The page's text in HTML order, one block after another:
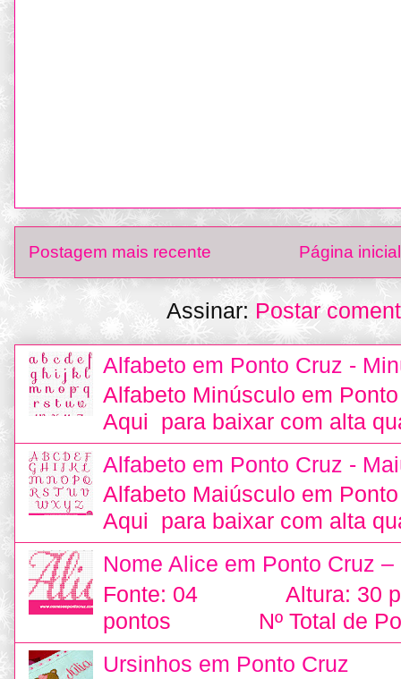
Postagem mais recente Página inicial
Assinar: Postar
Alfabeto em Ponto Cruz -
Alfabeto Minúsculo em
Aqui para baixar com alta
Alfabeto em Ponto Cruz -
Alfabeto Maiúsculo em
Aqui para baixar com alta
Nome Alice em Ponto Cruz –
Fonte: 04 Altura: 30
pontos Nº Total de
Ursinhos em Ponto Cruz